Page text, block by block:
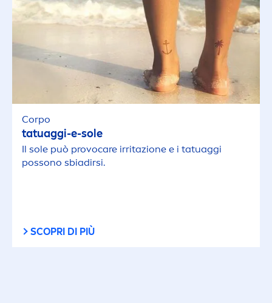
Corpo
tatuaggi-e-sole
Il sole può provocare irritazione e i tatuaggi
possono sbiadirsi.
SCOPRI DI PIÙ